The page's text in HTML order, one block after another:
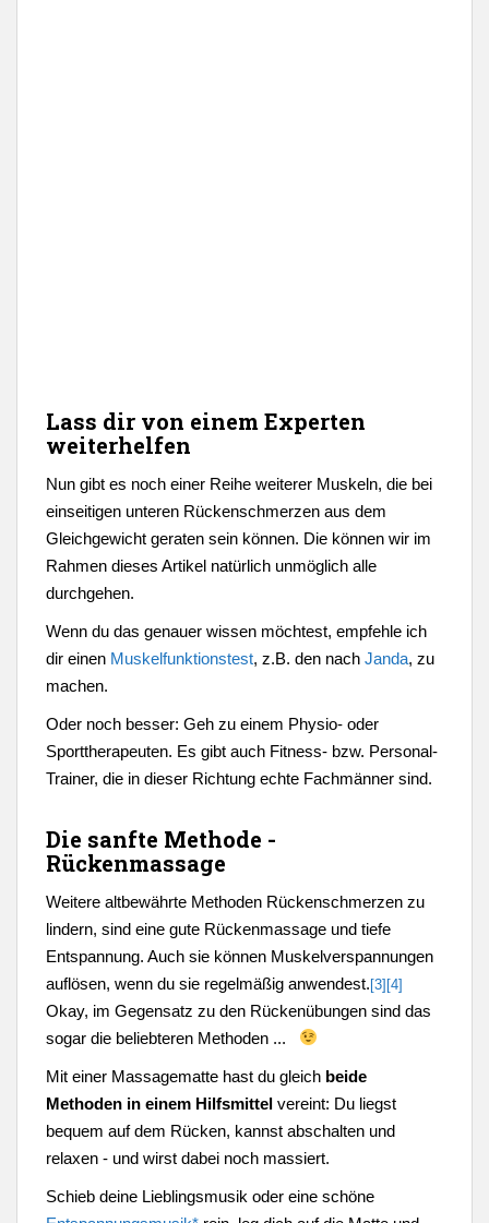
Lass dir von einem Experten
weiterhelfen
Nun gibt es noch einer Reihe weiterer Muskeln, die bei
einseitigen unteren Rückenschmerzen aus dem
Gleichgewicht geraten sein können. Die können wir im
Rahmen dieses Artikel natürlich unmöglich alle
durchgehen.
Wenn du das genauer wissen möchtest, empfehle ich
dir einen Muskelfunktionstest, z.B. den nach Janda, zu
machen.
Oder noch besser: Geh zu einem Physio- oder
Sporttherapeuten. Es gibt auch Fitness- bzw. Personal-
Trainer, die in dieser Richtung echte Fachmänner sind.
Die sanfte Methode -
Rückenmassage
Weitere altbewährte Methoden Rückenschmerzen zu
lindern, sind eine gute Rückenmassage und tiefe
Entspannung. Auch sie können Muskelverspannungen
auflösen, wenn du sie regelmäßig anwendest. [3][4]
Okay, im Gegensatz zu den Rückenübungen sind das
sogar die beliebteren Methoden ...
Mit einer Massagematte hast du gleich beide
Methoden in einem Hilfsmittel vereint: Du liegst
bequem auf dem Rücken, kannst abschalten und
relaxen - und wirst dabei noch massiert.
Schieb deine Lieblingsmusik oder eine schöne